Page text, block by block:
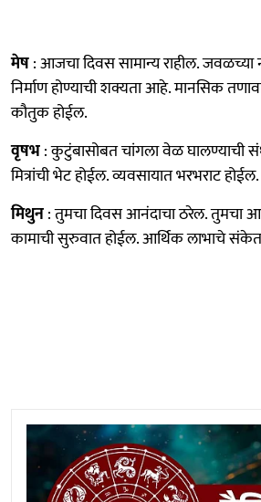
मेष: आजचा दिवस सामान्य राहील. जवळच्या
निर्माण होण्याची शक्यता आहे. मानसिक
कौतुक होईल.
वृषभ: कुटुंबासोबत चांगला वेळ घालण्याची
मित्रांची भेट होईल. व्यवसायात भरभराट होईल.
मिथुन: तुमचा दिवस आनंदाचा ठरेल. तुमचा
कामाची सुरुवात होईल. आर्थिक लाभाचे